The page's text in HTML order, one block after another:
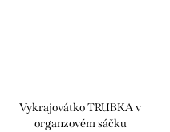
Vykrajovátko TRUBKA v
organzovém sáčku